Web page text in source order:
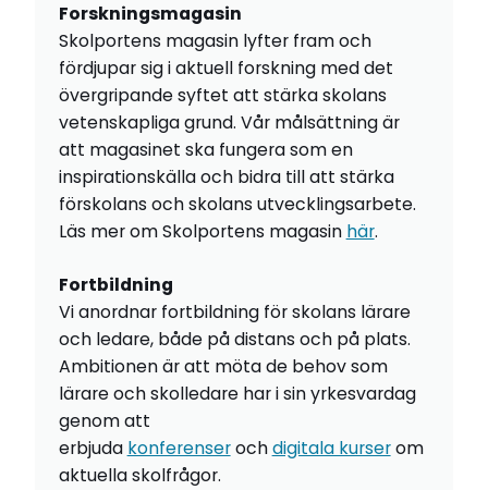
Forskningsmagasin
Skolportens magasin lyfter fram och
fördjupar sig i aktuell forskning med det
övergripande syftet att stärka skolans
vetenskapliga grund. Vår målsättning är
att magasinet ska fungera som en
inspirationskälla och bidra till att stärka
förskolans och skolans utvecklingsarbete.
Läs mer om Skolportens magasin här.
Fortbildning
Vi anordnar fortbildning för skolans lärare
och ledare, både på distans och på plats.
Ambitionen är att möta de behov som
lärare och skolledare har i sin yrkesvardag
genom att
erbjuda konferenserochdigitala kurserom
aktuella skolfrågor.